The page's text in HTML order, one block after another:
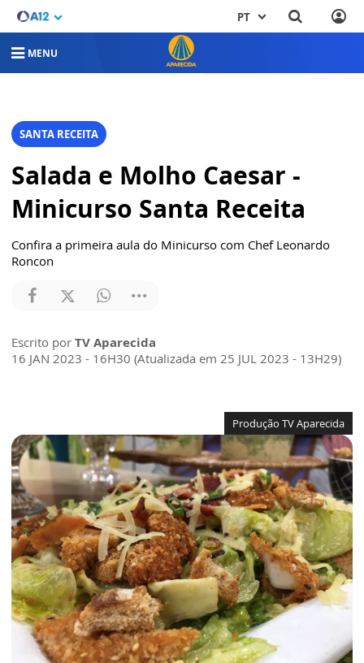
PT
MENU
SANTA RECEITA
Salada e Molho Caesar -
Minicurso Santa Receita
Confira a primeira aula do Minicurso com Chef Leonardo
Roncon
Escrito por TV Aparecida
16 JAN 2023 - 16H30 (Atualizada em 25 JUL 2023 - 13H29)
Produção TV Aparecida